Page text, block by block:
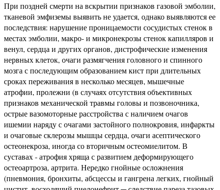
При поздней смерти на вскрытии признаков газовой эмболии,
тканевой эмфиземы выявить не удается, однако выявляются ее
последствия: нарушение проницаемости сосудистых стенок в
местах эмболии, макро- и микронекрозы стенок капилляров и
венул, сердца и других органов, дистрофические изменения
нервных клеток, очаги размягчения головного и спинного
мозга с последующим образованием кист при длительных
сроках переживания в несколько месяцев, мышечные
атрофии, пролежни (в случаях отсутствия объективных
признаков механической травмы головы и позвоночника,
острые вазомоторные расстройства с наличием очагов
ишемии наряду с очагами застойного полнокровия, инфаркты
и очаговые склерозы мышцы сердца, очаги асептического
остеонекроза, иногда со вторичным остеомиелитом. В
суставах - атрофия хряща с развитием деформирующего
остеоартроза, артрита. Нередко гнойные осложнения
(пневмония, бронхиты, абсцессы и гангрена легких, гнойный